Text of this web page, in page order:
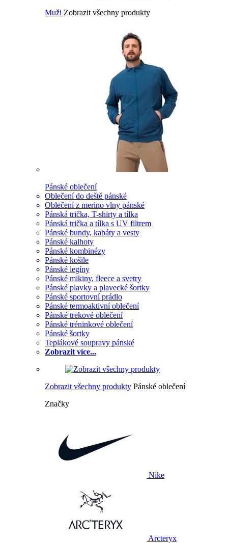
Muži Zobrazit všechny produkty
Pánské oblečení
Oblečení do deště pánské
Oblečení z merino vlny pánské
Pánská trička, T-shirty a tílka
Pánská trička a tílka s UV filtrem
Pánské bundy, kabáty a vesty
Pánské kalhoty
Pánské kombinézy
Pánské košile
Pánské legíny
Pánské mikiny, fleece a svetry
Pánské plavky a plavecké šortky
Pánské sportovní prádlo
Pánské termoaktivní oblečení
Pánské trekové oblečení
Pánské tréninkové oblečení
Pánské šortky
Teplákové soupravy pánské
Zobrazit více...
Zobrazit všechny produkty Pánské oblečení
Značky
Nike
Arcteryx